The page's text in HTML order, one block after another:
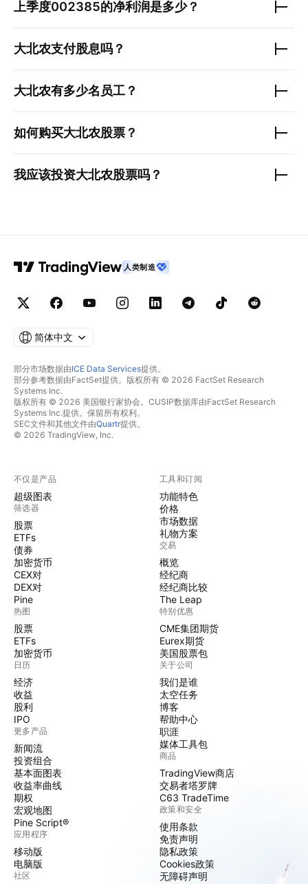
上季度002385的净利润是多少？
大北农支付股息吗？
大北农有多少名员工？
如何购买大北农股票？
我应该投资大北农股票吗？
人类制造
简体中文
部分市场数据由ICE Data Services提供。
部分参考数据由FactSet提供。版权所有 © 2026 FactSet Research
Systems Inc.
版权所有 © 2026 美国银行家协会。CUSIP数据库由FactSet Research
Systems Inc.提供。保留所有权利。
SEC文件和其他文件由Quartr提供。
© 2026 TradingView, Inc.
不仅是产品
超级图表
筛选器
股票
ETFs
债券
加密货币
CEX对
DEX对
Pine
热图
股票
ETFs
加密货币
日历
经济
收益
股利
IPO
更多产品
新闻流
投资组合
基本面图表
收益率曲线
期权
宏观地图
Pine Script®
应用程序
移动版
电脑版
社区
工具和订阅
功能特色
价格
市场数据
礼物方案
交易
概览
经纪商
经纪商比较
The Leap
特别优惠
CME集团期货
Eurex期货
美国股票包
关于公司
我们是谁
太空任务
博客
帮助中心
职涯
媒体工具包
商品
TradingView商店
交易者塔罗牌
C63 TradeTime
政策和安全
使用条款
免责声明
隐私政策
Cookies政策
无障碍声明